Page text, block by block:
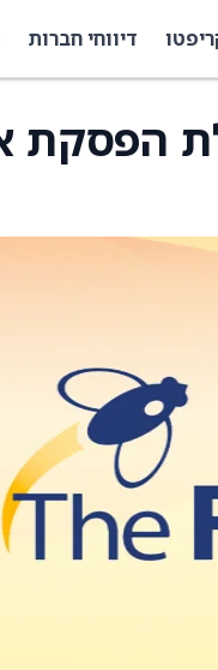
דיווחי חברות
הפסקת